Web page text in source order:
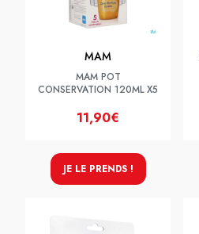
MAM
MAM POT
CONSERVATION 120ML X5
11,90€
JE LE PRENDS !